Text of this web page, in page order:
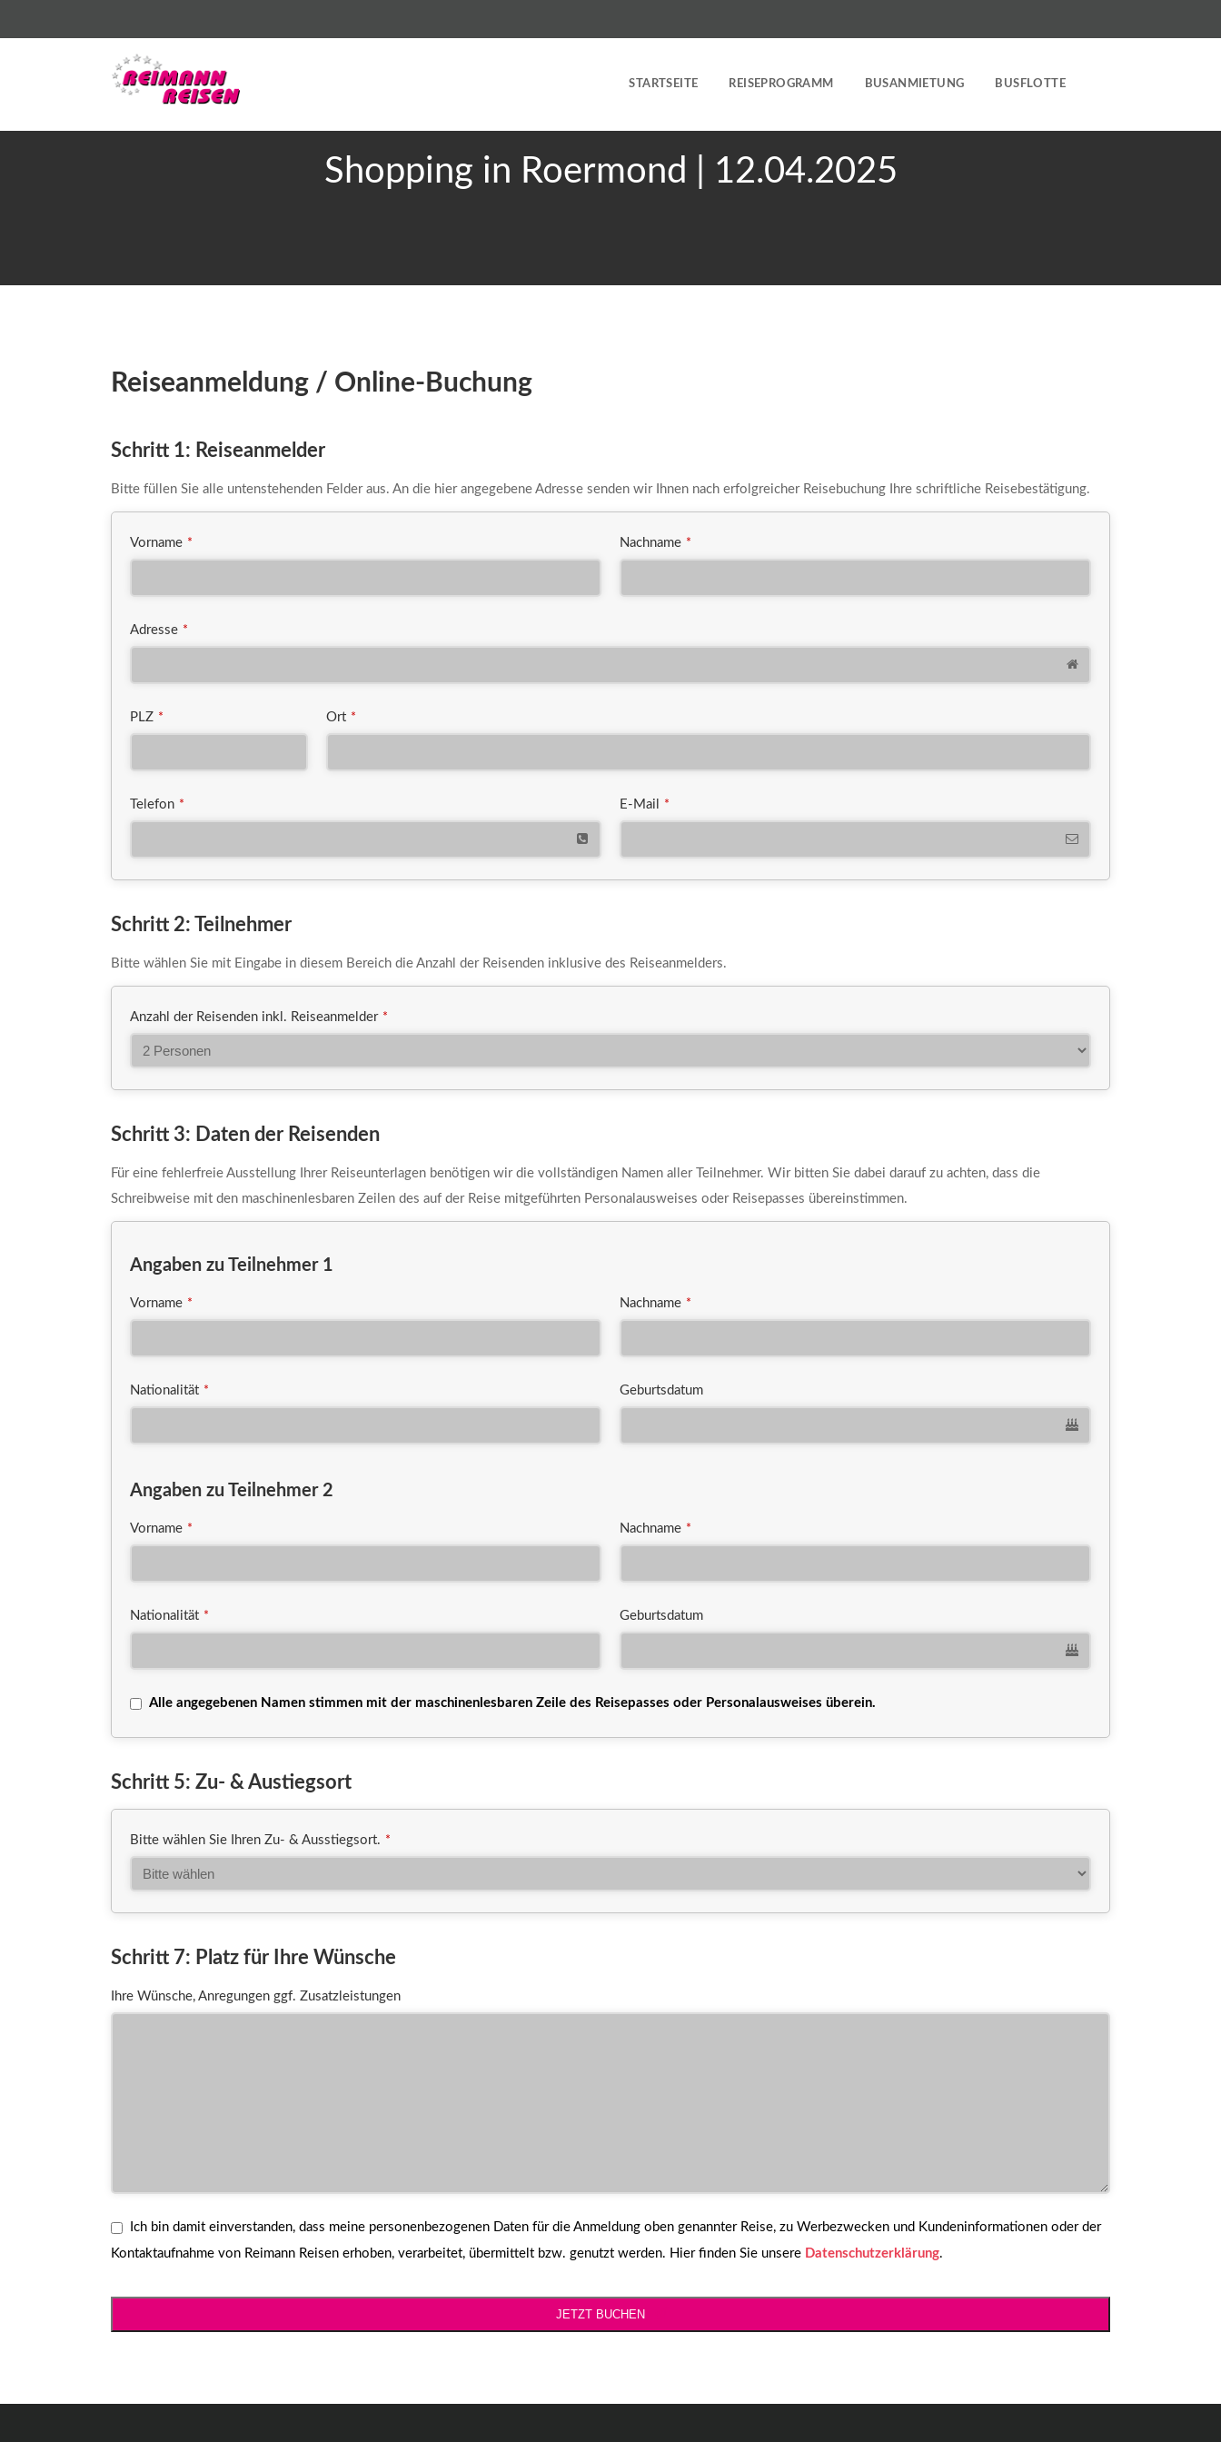
STARTSEITE REISEPROGRAMM BUSANMIETUNG BUSFLOTTE
Shopping in Roermond | 12.04.2025
Reiseanmeldung / Online-Buchung
Schritt 1: Reiseanmelder
Bitte füllen Sie alle untenstehenden Felder aus. An die hier angegebene Adresse senden wir Ihnen nach erfolgreicher Reisebuchung Ihre schriftliche Reisebestätigung.
Vorname * Nachname *
Adresse *
PLZ * Ort *
Telefon * E-Mail *
Schritt 2: Teilnehmer
Bitte wählen Sie mit Eingabe in diesem Bereich die Anzahl der Reisenden inklusive des Reiseanmelders.
Anzahl der Reisenden inkl. Reiseanmelder *
Schritt 3: Daten der Reisenden
Für eine fehlerfreie Ausstellung Ihrer Reiseunterlagen benötigen wir die vollständigen Namen aller Teilnehmer. Wir bitten Sie dabei darauf zu achten, dass die
Schreibweise mit den maschinenlesbaren Zeilen des auf der Reise mitgeführten Personalausweises oder Reisepasses übereinstimmen.
Angaben zu Teilnehmer 1
Vorname * Nachname *
Nationalität * Geburtsdatum
Angaben zu Teilnehmer 2
Vorname * Nachname *
Nationalität * Geburtsdatum
Alle angegebenen Namen stimmen mit der maschinenlesbaren Zeile des Reisepasses oder Personalausweises überein.
Schritt 5: Zu- & Austiegsort
Bitte wählen Sie Ihren Zu- & Ausstiegsort. *
Schritt 7: Platz für Ihre Wünsche
Ihre Wünsche, Anregungen ggf. Zusatzleistungen
Ich bin damit einverstanden, dass meine personenbezogenen Daten für die Anmeldung oben genannter Reise, zu Werbezwecken und Kundeninformationen oder der
Kontaktaufnahme von Reimann Reisen erhoben, verarbeitet, übermittelt bzw. genutzt werden. Hier finden Sie unsere Datenschutzerklärung.
JETZT BUCHEN